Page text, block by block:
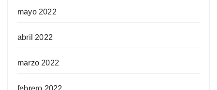
mayo 2022
abril 2022
marzo 2022